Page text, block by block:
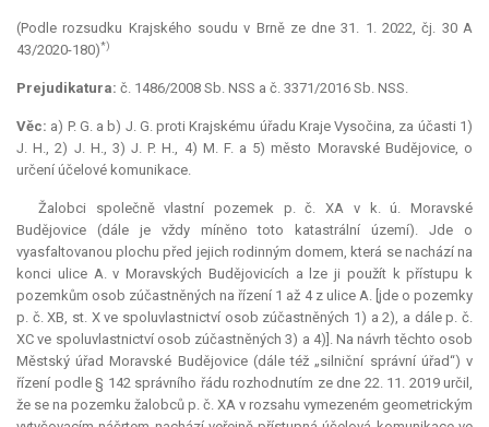
(Podle rozsudku Krajského soudu v Brně ze dne 31. 1. 2022, čj. 30 A
43/2020-180)*)
Prejudikatura: č. 1486/2008 Sb. NSS a č. 3371/2016 Sb. NSS.
Věc: a) P. G. a b) J. G. proti Krajskému úřadu Kraje Vysočina, za účasti 1)
J. H., 2) J. H., 3) J. P. H., 4) M. F. a 5) město Moravské Budějovice, o
určení účelové komunikace.
Žalobci společně vlastní pozemek p. č. XA v k. ú. Moravské
Budějovice (dále je vždy míněno toto katastrální území). Jde o
vyasfaltovanou plochu před jejich rodinným domem, která se nachází na
konci ulice A. v Moravských Budějovicích a lze ji použít k přístupu k
pozemkům osob zúčastněných na řízení 1 až 4 z ulice A. [jde o pozemky
p. č. XB, st. X ve spoluvlastnictví osob zúčastněných 1) a 2), a dále p. č.
XC ve spoluvlastnictví osob zúčastněných 3) a 4)]. Na návrh těchto osob
Městský úřad Moravské Budějovice (dále též „silniční správní úřad“) v
řízení podle § 142 správního řádu rozhodnutím ze dne 22. 11. 2019 určil,
že se na pozemku žalobců p. č. XA v rozsahu vymezeném geometrickým